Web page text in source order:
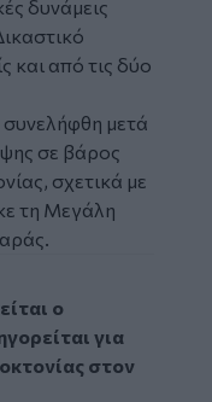
δυνάμεις
και από τις δύο
συνελήφθη μετά
σε βάρος
σχετικά με
τη Μεγάλη
ο 47χρονος που
ο
για
στον